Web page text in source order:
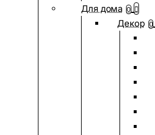
Для дома 0
Декор 0